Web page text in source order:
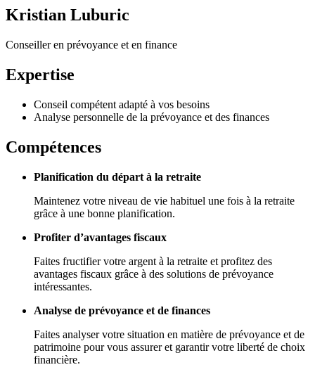
Kristian Luburic
Conseiller en prévoyance et en finance
Expertise
Conseil compétent adapté à vos besoins
Analyse personnelle de la prévoyance et des finances
Compétences
Planification du départ à la retraite
Maintenez votre niveau de vie habituel une fois à la retraite
grâce à une bonne planification.
Profiter d’avantages fiscaux
Faites fructifier votre argent à la retraite et profitez des
avantages fiscaux grâce à des solutions de prévoyance
intéressantes.
Analyse de prévoyance et de finances
Faites analyser votre situation en matière de prévoyance et de
patrimoine pour vous assurer et garantir votre liberté de choix
financière.